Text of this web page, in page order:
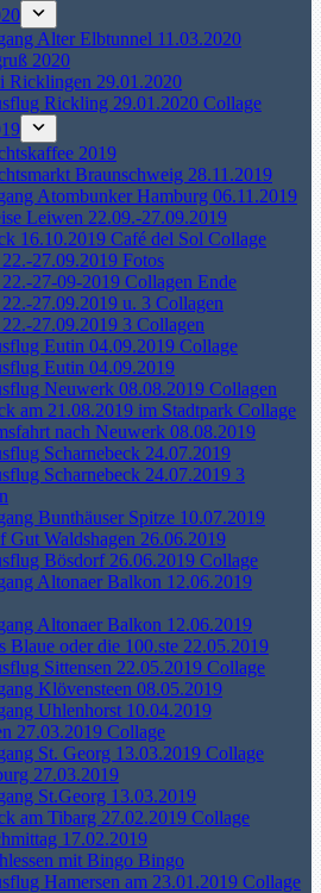
Alter Elbtunnel 11.03.2020
2020
Ricklingen 29.01.2020
Rickling 29.01.2020 Collage
2019
Braunschweig 28.11.2019
Atombunker Hamburg 06.11.2019
Leiwen 22.09.-27.09.2019
16.10.2019 Café del Sol Collage
27.09.2019 Fotos
27-09-2019 Collagen Ende
27.09.2019 u. 3 Collagen
27.09.2019 3 Collagen
Eutin 04.09.2019 Collage
Eutin 04.09.2019
Neuwerk 08.08.2019 Collagen
am 21.08.2019 im Stadtpark Collage
nach Neuwerk 08.08.2019
Scharnebeck 24.07.2019
Scharnebeck 24.07.2019 3
Bunthäuser Spitze 10.07.2019
Gut Waldshagen 26.06.2019
Bösdorf 26.06.2019 Collage
Altonaer Balkon 12.06.2019
Altonaer Balkon 12.06.2019
Blaue oder die 100.ste 22.05.2019
Sittensen 22.05.2019 Collage
Klövensteen 08.05.2019
Uhlenhorst 10.04.2019
27.03.2019 Collage
St. Georg 13.03.2019 Collage
27.03.2019
St.Georg 13.03.2019
am Tibarg 27.02.2019 Collage
17.02.2019
mit Bingo Bingo
Hamersen am 23.01.2019 Collage